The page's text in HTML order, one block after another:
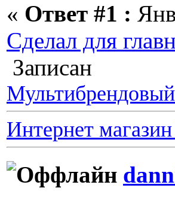
« Ответ #1 :
Сделал для
Записан
Интернет